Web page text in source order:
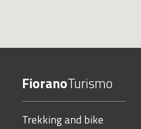
FioranoTurismo
Trekking and bike